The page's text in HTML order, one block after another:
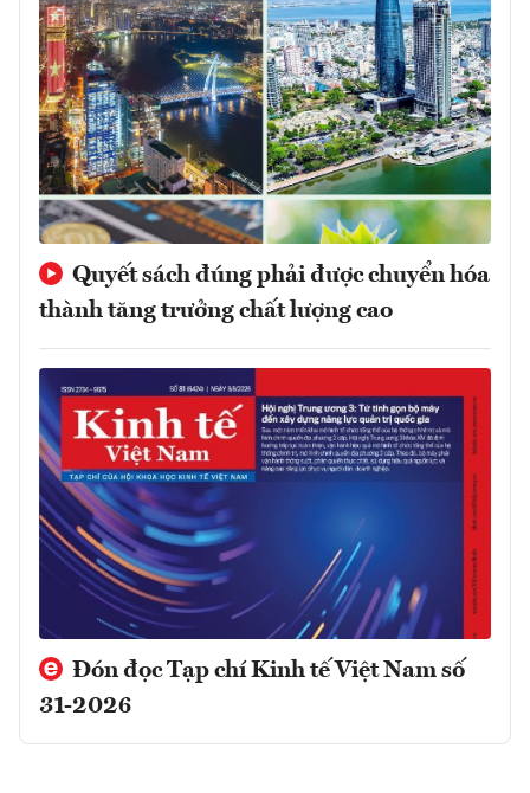
Quyết sách đúng phải được chuyển hóa
thành tăng trưởng chất lượng cao
Đón đọc Tạp chí Kinh tế Việt Nam số
31-2026